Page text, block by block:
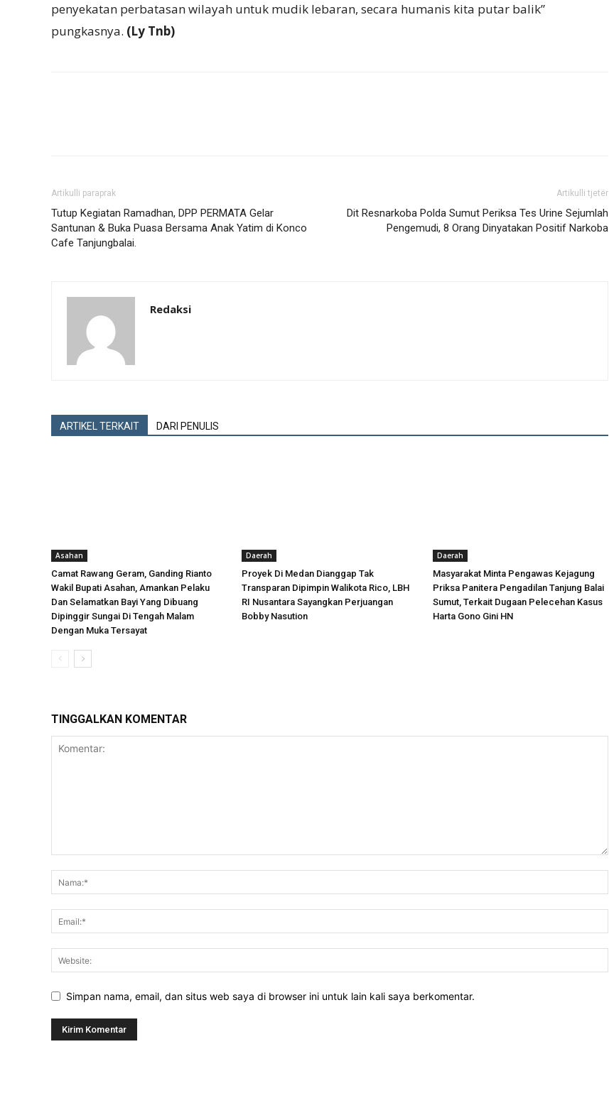
penyekatan perbatasan wilayah untuk mudik lebaran, secara humanis kita putar balik”
pungkasnya. (Ly Tnb)
Artikulli paraprak
Tutup Kegiatan Ramadhan, DPP PERMATA Gelar
Santunan & Buka Puasa Bersama Anak Yatim di Konco
Cafe Tanjungbalai.
Artikulli tjetër
Dit Resnarkoba Polda Sumut Periksa Tes Urine Sejumlah
Pengemudi, 8 Orang Dinyatakan Positif Narkoba
Redaksi
ARTIKEL TERKAIT DARI PENULIS
Asahan
Camat Rawang Geram, Ganding Rianto
Wakil Bupati Asahan, Amankan Pelaku
Dan Selamatkan Bayi Yang Dibuang
Dipinggir Sungai Di Tengah Malam
Dengan Muka Tersayat
Daerah
Proyek Di Medan Dianggap Tak
Transparan Dipimpin Walikota Rico, LBH
RI Nusantara Sayangkan Perjuangan
Bobby Nasution
Daerah
Masyarakat Minta Pengawas Kejagung
Priksa Panitera Pengadilan Tanjung Balai
Sumut, Terkait Dugaan Pelecehan Kasus
Harta Gono Gini HN
TINGGALKAN KOMENTAR
Simpan nama, email, dan situs web saya di browser ini untuk lain kali saya berkomentar.